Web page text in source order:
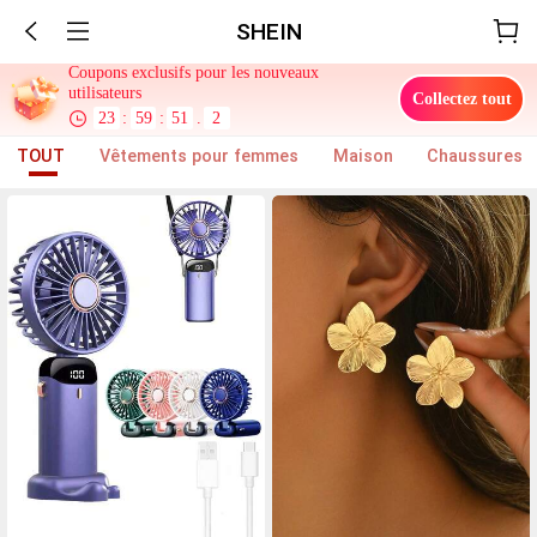
SHEIN
Coupons exclusifs pour les nouveaux
utilisateurs
23 : 59 : 48 7
Collectez tout
TOUT Vêtements pour femmes Maison Chaussures